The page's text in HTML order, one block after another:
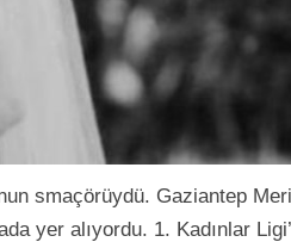
smaçörüydü. Gaziantep
yer alıyordu. 1. Kadınlar